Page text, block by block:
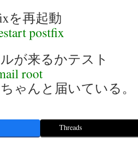
を再起動
postfix
が来るかテスト
root
ゃんと届いている。
Threads